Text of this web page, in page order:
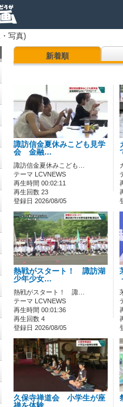
写真)
新着順
諏訪信金夏休みこども見学
会 金融…
諏訪信金夏休みこども…
テーマ LCVNEWS
再生時間 00:02:11
再生回数 23
登録日 2026/08/05
熱戦がスタート！ 諏訪湖
少年少女…
熱戦がスタート！ 諏…
テーマ LCVNEWS
再生時間 00:01:36
再生回数 4
登録日 2026/08/05
久保寺禅道会 小学生が座